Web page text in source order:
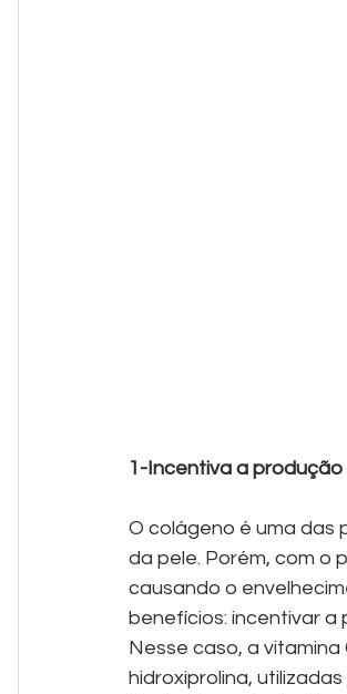
1-Incentiva a
O colágeno é uma das
da pele. Porém, com o
causando o
benefícios: incentivar a
Nesse caso, a
hidroxiprolina,